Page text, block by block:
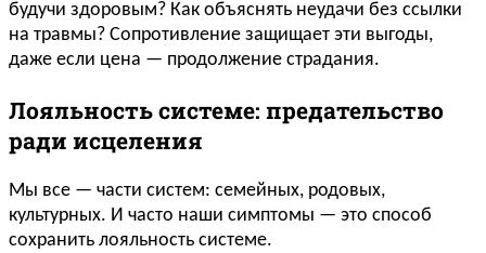
будучи здоровым? Как объяснять неудачи без ссылки
на травмы? Сопротивление защищает эти выгоды,
даже если цена — продолжение страдания.
Лояльность системе: предательство
ради исцеления
Мы все — части систем: семейных, родовых,
культурных. И часто наши симптомы — это способ
сохранить лояльность системе.